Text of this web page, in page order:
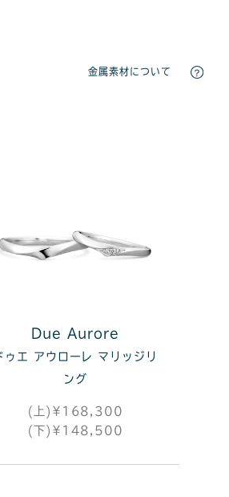
金属素材について
Due Aurore
ゥエ アウローレ マリッジリ
ング
(上)¥168,300
(下)¥148,500